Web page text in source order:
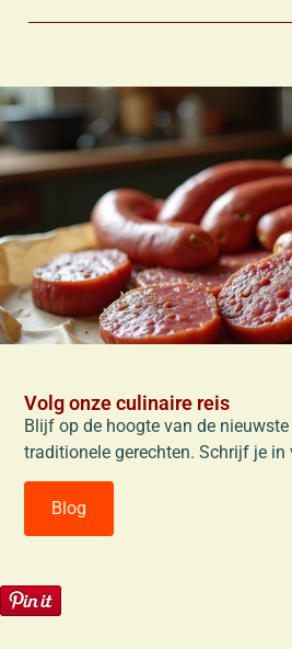
Volg onze culinaire reis
Blijf op de hoogte van de
traditionele gerechten. Schrijf je in
Blog